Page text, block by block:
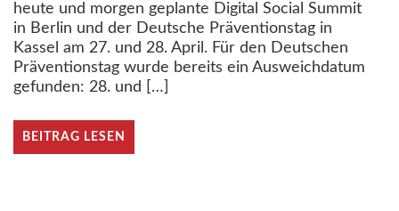
heute und morgen geplante Digital Social Summit
in Berlin und der Deutsche Präventionstag in
Kassel am 27. und 28. April. Für den Deutschen
Präventionstag wurde bereits ein Ausweichdatum
gefunden: 28. und […]
BEITRAG LESEN